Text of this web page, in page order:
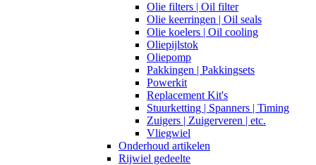
Olie filters | Oil filter
Olie keerringen | Oil seals
Olie koelers | Oil cooling
Oliepijlstok
Oliepomp
Pakkingen | Pakkingsets
Powerkit
Replacement Kit's
Stuurketting | Spanners | Timing
Zuigers | Zuigerveren | etc.
Vliegwiel
Onderhoud artikelen
Rijwiel gedeelte